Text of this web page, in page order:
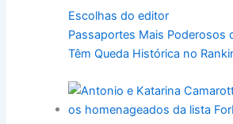
Escolhas do editor
Passaportes Mais Poderosos
Têm Queda Histórica no